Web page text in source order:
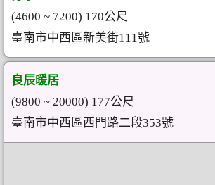
(4600 ~ 7200) 170公尺
臺南市中西區新美街111號
良辰暖居
(9800 ~ 20000) 177公尺
臺南市中西區西門路二段353號